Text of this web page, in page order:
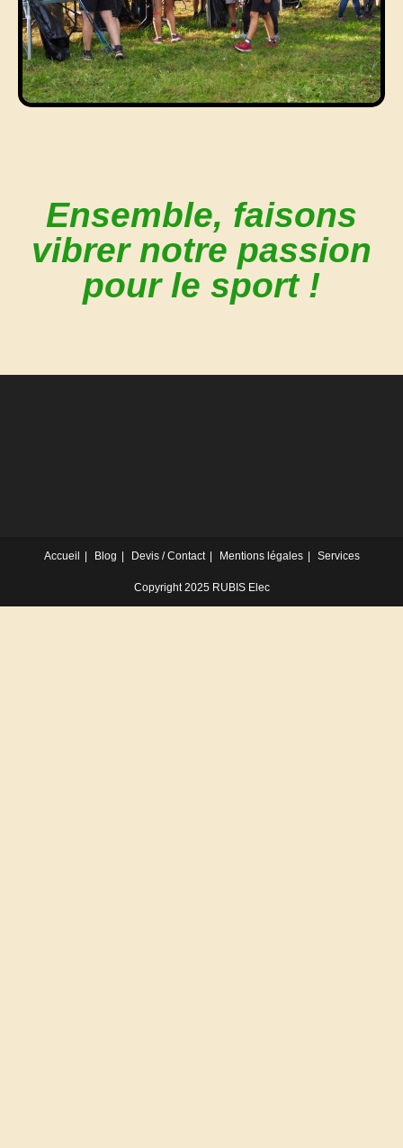
Ensemble, faisons
vibrer notre passion
pour le sport !
Accueil Blog Devis / Contact Mentions légales Services
Copyright 2025 RUBIS Elec